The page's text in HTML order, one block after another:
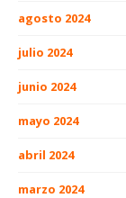
agosto 2024
julio 2024
junio 2024
mayo 2024
abril 2024
marzo 2024